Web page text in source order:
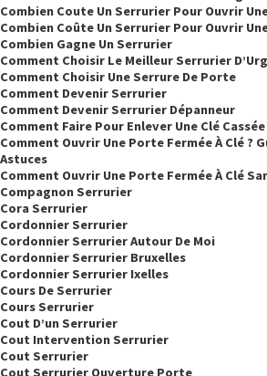
Combien Coute Un Serrurier Pour Ouvrir
Combien Coûte Un Serrurier Pour Ouvrir
Combien Gagne Un Serrurier
Comment Choisir Le Meilleur Serrurier
Comment Choisir Une Serrure De Porte
Comment Devenir Serrurier
Comment Devenir Serrurier Dépanneur
Comment Faire Pour Enlever Une Clé
Comment Ouvrir Une Porte Fermée À Clé ?
Astuces
Comment Ouvrir Une Porte Fermée À Clé
Compagnon Serrurier
Cora Serrurier
Cordonnier Serrurier
Cordonnier Serrurier Autour De Moi
Cordonnier Serrurier Bruxelles
Cordonnier Serrurier Ixelles
Cours De Serrurier
Cours Serrurier
Cout D’un Serrurier
Cout Intervention Serrurier
Cout Serrurier